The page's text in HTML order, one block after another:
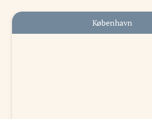
København